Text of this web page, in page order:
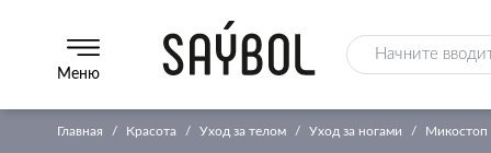
Меню
Главная Красота Уход за телом Уход за ногами Микостоп